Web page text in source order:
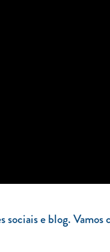
sociais e blog.